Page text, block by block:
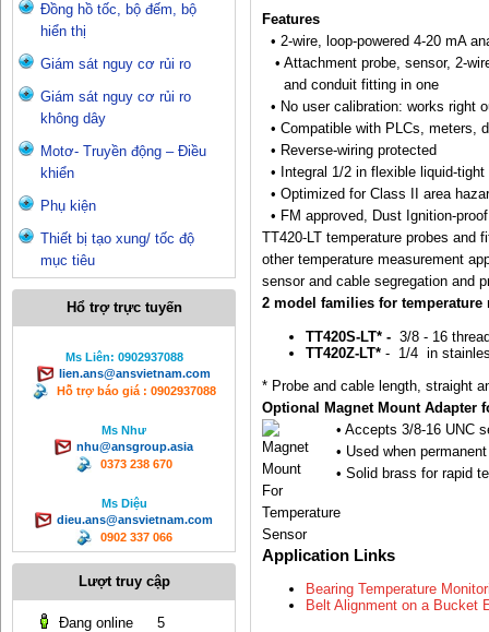
Đồng hồ tốc, bộ đếm, bộ
hiển thị
Giám sát nguy cơ rủi ro
Giám sát nguy cơ rủi ro
không dây
Motơ- Truyền động – Điều
khiển
Phụ kiện
Thiết bị tạo xung/ tốc độ
mục tiêu
Hổ trợ trực tuyến
Ms Liên: 0902937088
lien.ans@ansvietnam.com
Hỗ trợ báo giá : 0902937088
Ms Như
nhu@ansgroup.asia
0373 238 670
Ms Diệu
dieu.ans@ansvietnam.com
0902 337 066
Lượt truy cập
Đang online
5
Features
• 2-wire, loop-powered 4-20 mA
• Attachment probe, sensor, 2-
and conduit fitting in one
• No user calibration: works right
• Compatible with PLCs, meters,
• Reverse-wiring protected
• Integral 1/2 in flexible liquid-
• Optimized for Class II area
• FM approved, Dust Ignition-
TT420-LT temperature probes and
other temperature measurement
sensor and cable segregation and
2 model families for
TT420S-LT* - 3/8 - 16
TT420Z-LT* - 1/4 in
* Probe and cable length, straight
Optional Magnet Mount Adapter
• Accepts 3/8-16 UNC
• Used when
• Solid brass for rapid
Application Links
Bearing Temperature
Belt Alignment on a Bucket